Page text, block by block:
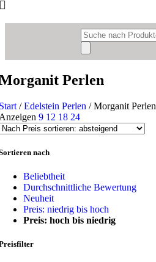
Products
search
Perlen
/ Edelstein Perlen / Morganit Perlen
9 12 18 24
nach
Beliebtheit
Durchschnittliche Bewertung
Neuheit
Preis: niedrig bis hoch
Preis: hoch bis niedrig